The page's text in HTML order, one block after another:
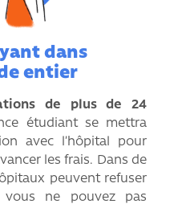
dans
entier
de plus de 24
étudiant se mettra
avec l’hôpital pour
les frais. Dans de
peuvent refuser
ne pouvez pas